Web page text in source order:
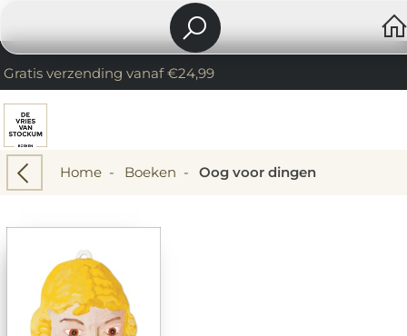
Gratis verzending vanaf €24,99
Home- Boeken - Oog voor dingen